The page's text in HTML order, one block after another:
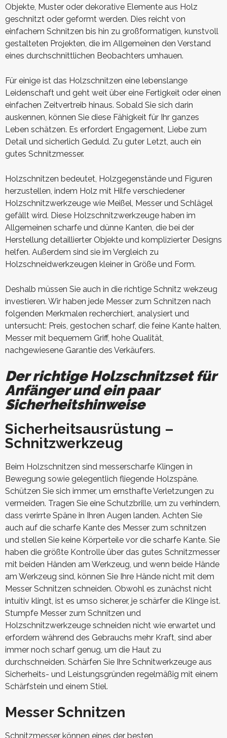
Objekte, Muster oder dekorative Elemente aus Holz
geschnitzt oder geformt werden. Dies reicht von
einfachem Schnitzen bis hin zu großformatigen, kunstvoll
gestalteten Projekten, die im Allgemeinen den Verstand
eines durchschnittlichen Beobachters umhauen.
Für einige ist das Holzschnitzen eine lebenslange
Leidenschaft und geht weit über eine Fertigkeit oder einen
einfachen Zeitvertreib hinaus. Sobald Sie sich darin
auskennen, können Sie diese Fähigkeit für Ihr ganzes
Leben schätzen. Es erfordert Engagement, Liebe zum
Detail und sicherlich Geduld. Zu guter Letzt, auch ein
gutes Schnitzmesser.
Holzschnitzen bedeutet, Holzgegenstände und Figuren
herzustellen, indem Holz mit Hilfe verschiedener
Holzschnitzwerkzeuge wie Meißel, Messer und Schlägel
gefällt wird. Diese Holzschnitzwerkzeuge haben im
Allgemeinen scharfe und dünne Kanten, die bei der
Herstellung detaillierter Objekte und komplizierter Designs
helfen. Außerdem sind sie im Vergleich zu
Holzschneidwerkzeugen kleiner in Größe und Form.
Deshalb müssen Sie auch in die richtige Schnitz wekzeug
investieren. Wir haben jede Messer zum Schnitzen nach
folgenden Merkmalen recherchiert, analysiert und
untersucht: Preis, gestochen scharf, die feine Kante halten,
Messer mit bequemem Griff, hohe Qualität,
nachgewiesene Garantie des Verkäufers.
Der richtige Holzschnitzset für
Anfänger und ein paar
Sicherheitshinweise
Sicherheitsausrüstung –
Schnitzwerkzeug
Beim Holzschnitzen sind messerscharfe Klingen in
Bewegung sowie gelegentlich fliegende Holzspäne.
Schützen Sie sich immer, um ernsthafte Verletzungen zu
vermeiden. Tragen Sie eine Schutzbrille, um zu verhindern,
dass verirrte Späne in Ihren Augen landen. Achten Sie
auch auf die scharfe Kante des Messer zum schnitzen
und stellen Sie keine Körperteile vor die scharfe Kante. Sie
haben die größte Kontrolle über das gutes Schnitzmesser
mit beiden Händen am Werkzeug, und wenn beide Hände
am Werkzeug sind, können Sie Ihre Hände nicht mit dem
Messer Schnitzen schneiden. Obwohl es zunächst nicht
intuitiv klingt, ist es umso sicherer, je schärfer die Klinge ist.
Stumpfe Messer zum Schnitzen und
Holzschnitzwerkzeuge schneiden nicht wie erwartet und
erfordern während des Gebrauchs mehr Kraft, sind aber
immer noch scharf genug, um die Haut zu
durchschneiden. Schärfen Sie Ihre Schnitwerkzeuge aus
Sicherheits- und Leistungsgründen regelmäßig mit einem
Schärfstein und einem Stiel.
Messer Schnitzen
Schnitzmesser können eines der besten